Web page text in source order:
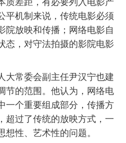
质差距，有必要列入电影产
平机制来说，传统电影必须
院放映和传播；网络电影自
态，对守法拍摄的影院电影
常委会副主任尹汉宁也建
节的范围。他认为，网络电
一个重要组成部分，传播方
超过了传统的放映方式，一
性、艺术性的问题。